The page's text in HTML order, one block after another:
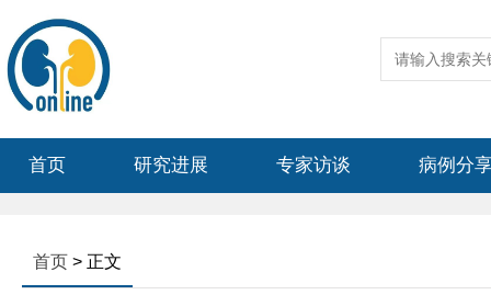
首页 研究进展 专家访谈 病例分
首页 > 正文